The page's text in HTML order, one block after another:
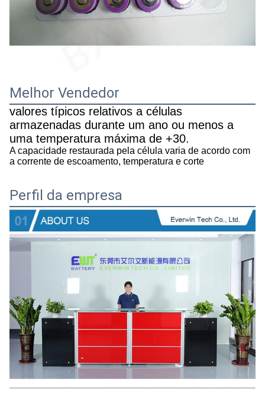
Melhor Vendedor
valores típicos relativos a células
armazenadas durante um ano ou menos a
uma temperatura máxima de +30.
A capacidade restaurada pela célula varia de acordo com
a corrente de escoamento, temperatura e corte
Perfil da empresa